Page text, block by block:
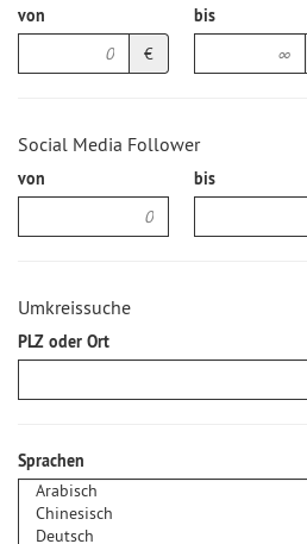
von
€
bis
Social Media Follower
von bis
Umkreissuche
PLZ oder Ort
Sprachen